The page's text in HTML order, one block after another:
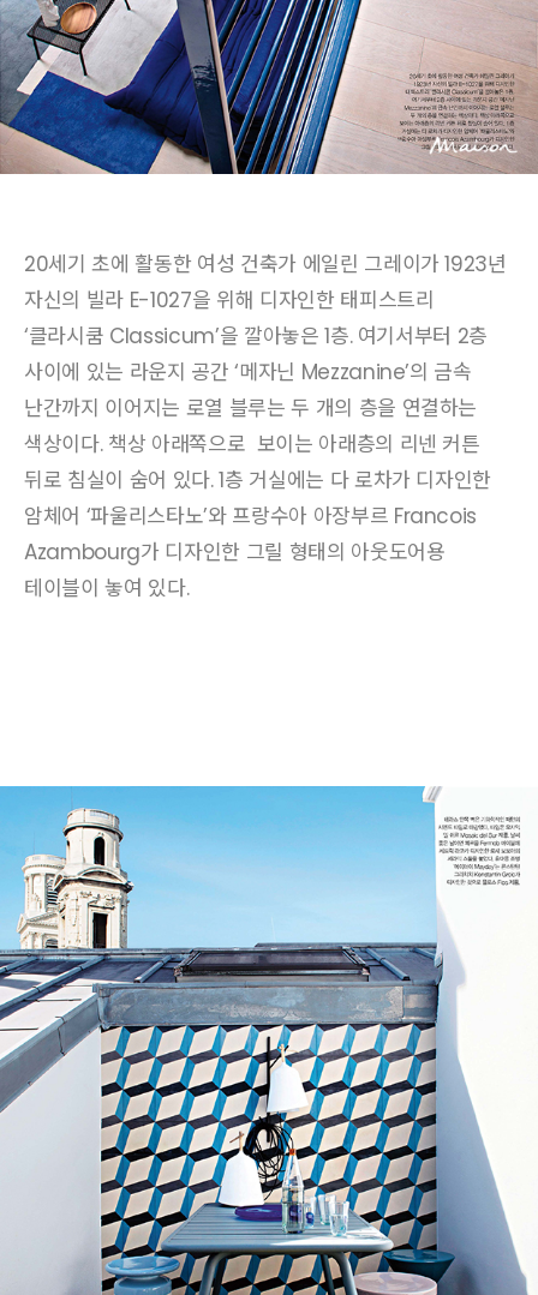
20세기 초에 활동한 여성 건축가 에일린 그레이가 1923년
자신의 빌라 E-1027을 위해 디자인한 태피스트리
‘클라시쿰 Classicum’을 깔아놓은 1층. 여기서부터 2층
사이에 있는 라운지 공간 ‘메자닌 Mezzanine’의 금속
난간까지 이어지는 로열 블루는두 개의 층을 연결하는
색상이다. 책상 아래쪽으로 보이는 아래층의 리넨 커튼
뒤로 침실이 숨어 있다. 1층 거실에는 다 로차가 디자인한
암체어 ‘파울리스타노’와 프랑수아 아장부르 Francois
Azambourg가 디자인한 그릴 형태의 아웃도어용
테이블이 놓여 있다.